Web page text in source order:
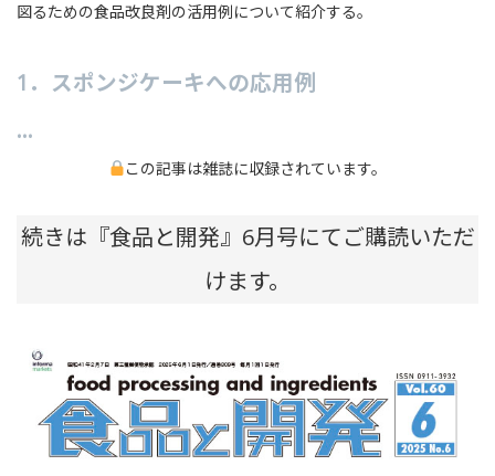
図るための食品改良剤の活用例について紹介する。
1．スポンジケーキへの応用例
…
この記事は雑誌に収録されています。
続きは『食品と開発』6月号にてご購読いただ
けます。